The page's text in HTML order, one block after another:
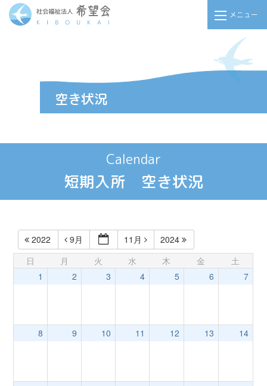
メニュー
Calendar
短期入所 空き状況
2022 9月 11月
2024
日
月 火 水 木 金
土
1
2 3 4 5 6 7
8 9 10 11 12 13 14